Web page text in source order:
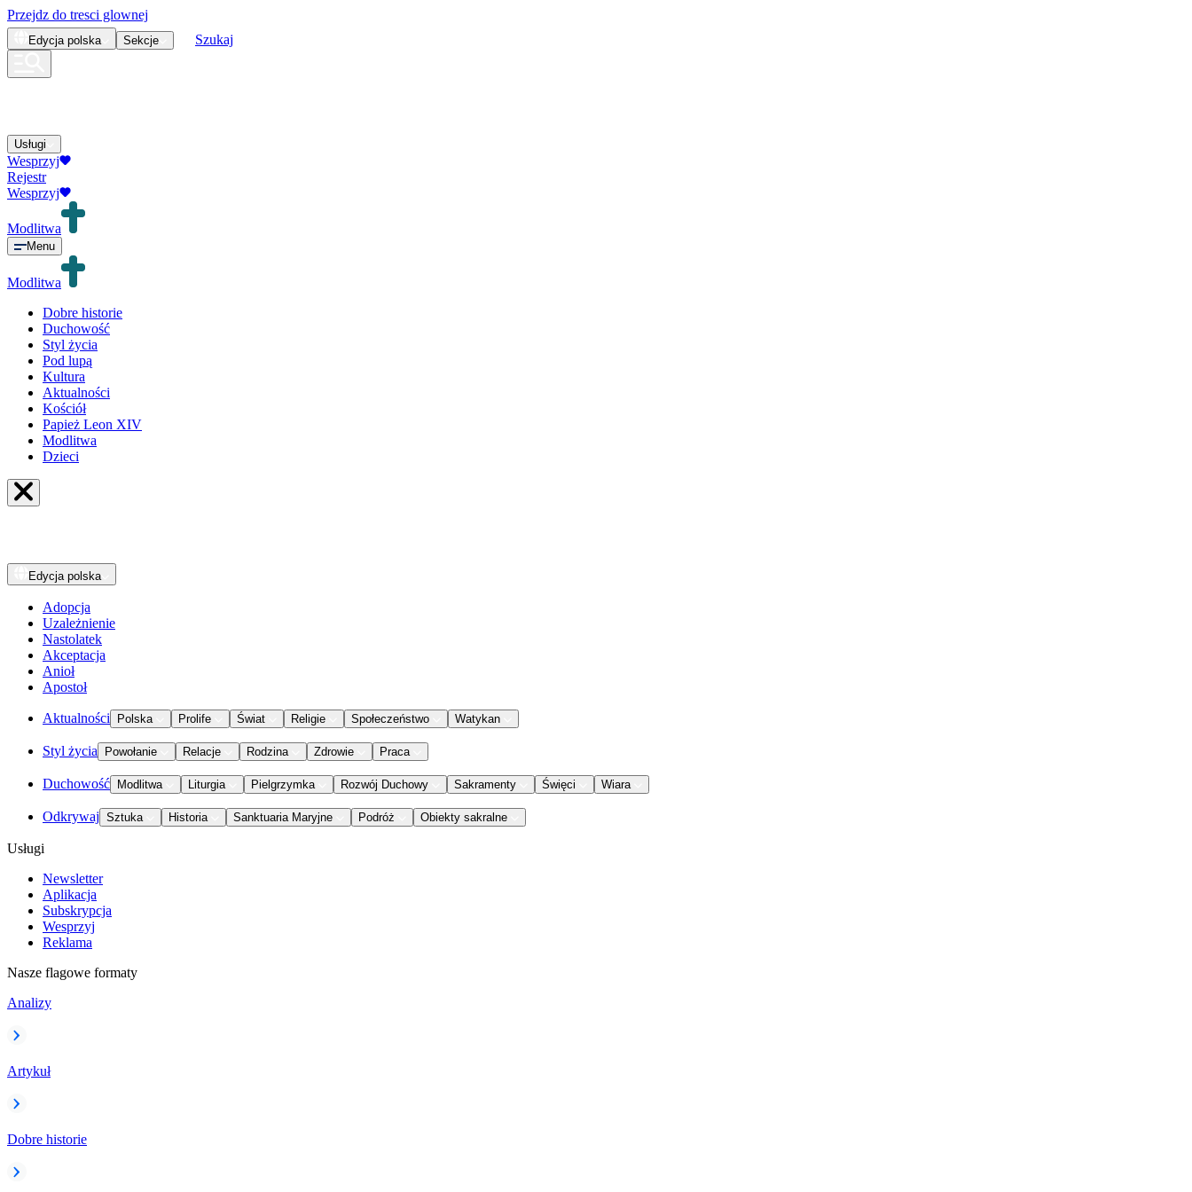
Przejdz do tresci glownej
Edycja polska Sekcje Szukaj
Usługi
Wesprzyj
Rejestr
Wesprzyj
Modlitwa
Menu
Modlitwa
Dobre historie
Duchowość
Styl życia
Pod lupą
Kultura
Aktualności
Kościół
Papież Leon XIV
Modlitwa
Dzieci
Edycja polska
Adopcja
Uzależnienie
Nastolatek
Akceptacja
Anioł
Apostoł
Aktualności Polska Prolife Świat Religie Społeczeństwo Watykan
Styl życia Powołanie Relacje Rodzina Zdrowie Praca
Duchowość Modlitwa Liturgia Pielgrzymka Rozwój Duchowy Sakramenty Święci Wiara
Odkrywaj Sztuka Historia Sanktuaria Maryjne Podróż Obiekty sakralne
Usługi
Newsletter
Aplikacja
Subskrypcja
Wesprzyj
Reklama
Nasze flagowe formaty
Analizy
Artykuł
Dobre historie